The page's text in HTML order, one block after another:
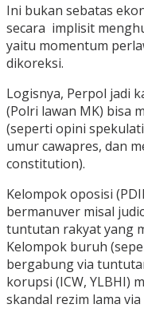
‎Ini bukan sebatas
secara implisit
yaitu momentum
dikoreksi.
‎Logisnya, Perpol jadi
(Polri lawan MK) bisa
(seperti opini
umur cawapres, dan
constitution).
‎Kelompok oposisi
bermanuver misal
tuntutan rakyat yang
Kelompok buruh
bergabung via
korupsi (ICW, YLBHI)
skandal rezim lama